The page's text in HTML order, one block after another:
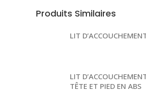
Produits Similaires
LIT
LIT
TÊTE ET PIED EN ABS